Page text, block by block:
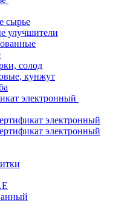
сырье
улучшители
солод
кунжут
электронный
электронный
электронный